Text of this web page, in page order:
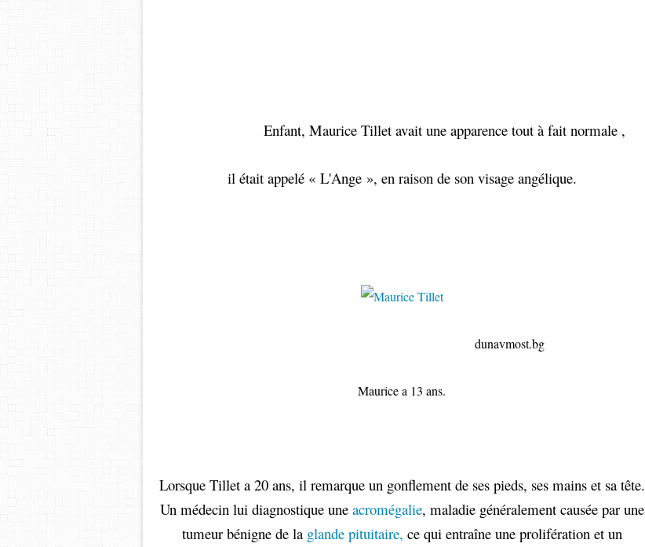
Enfant, Maurice Tillet avait une apparence tout à fait normale ,
il était appelé « L'Ange », en raison de son visage angélique.
dunavmost.bg
Maurice a 13 ans.
Lorsque Tillet a 20 ans, il remarque un gonflement de ses pieds, ses mains et sa tête.
Un médecin lui diagnostique une acromégalie, maladie généralement causée par une
tumeur bénigne de la glande pituitaire, ce qui entraîne une prolifération et un